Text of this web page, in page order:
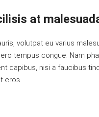
at
volutpat eu varius
tempus congue. Nam
dapibus, nisi a faucibus
eros.